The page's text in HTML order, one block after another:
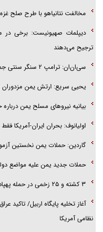
مخالفت نتانیاهو با طرح صلح
دیپلمات صهیونیست: برخی در
ترجیح می‌دهند
سی‌ان‌ان: ترامپ ۲ سنگر سنتی جمهوری‌خواهان را واگذار کرد
یحیی سریع: ارتش یمن مزدوران
بیانیه نیروهای مسلح یمن
اولیانوف: بحران ایران-آمریکا
گاردین: حملات یمن نخستین
حملات جدید یمن علیه مواضع
۳ کشته و ۲۵ زخمی در حمله پهپادی شبانه اوکراین به روسیه
نظامی آمریکا